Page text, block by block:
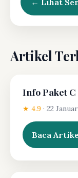
← Lihat
Artikel
Info Paket
★ 4.9 · 22
Baca